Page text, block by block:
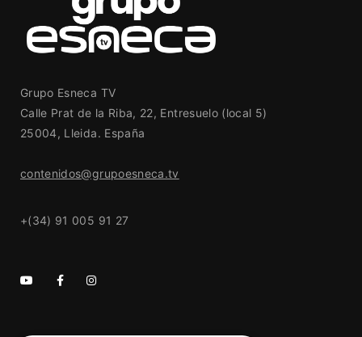
Grupo Esneca TV
Calle Prat de la Riba, 22, Entresuelo (local 5)
25004, Lleida. España
contenidos@grupoesneca.tv
+(34) 91 005 91 27